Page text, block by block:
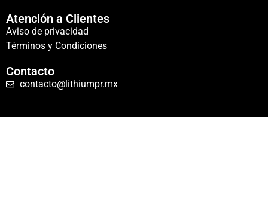
Atención a Clientes
Aviso de privacidad
Términos y Condiciones
Contacto
contacto@lithiumpr.mx